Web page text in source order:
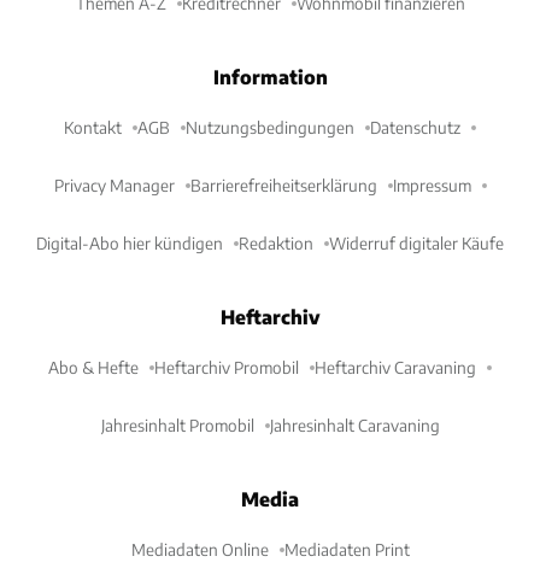
Information
Kontakt AGB Nutzungsbedingungen Datenschutz
Privacy Manager Barrierefreiheitserklärung Impressum
Digital-Abo hier kündigen Redaktion Widerruf digitaler Käufe
Heftarchiv
Abo & Hefte Heftarchiv Promobil Heftarchiv Caravaning
Jahresinhalt Promobil Jahresinhalt Caravaning
Media
Mediadaten Online Mediadaten Print